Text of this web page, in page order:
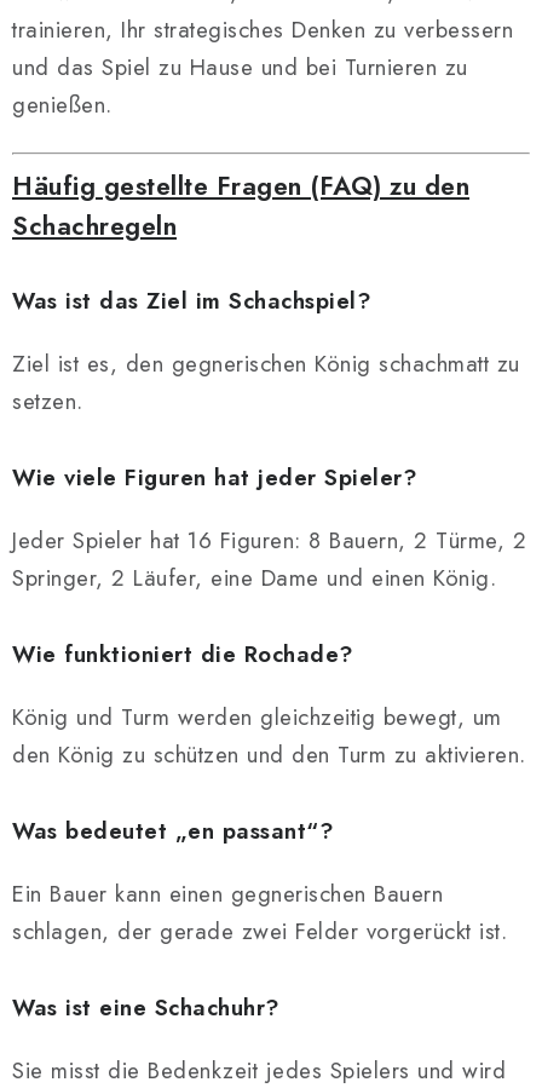
trainieren, Ihr strategisches Denken zu verbessern
und das Spiel zu Hause und bei Turnieren zu
genießen.
Häufig gestellte Fragen (FAQ) zu den
Schachregeln
Was ist das Ziel im Schachspiel?
Ziel ist es, den gegnerischen König schachmatt zu
setzen.
Wie viele Figuren hat jeder Spieler?
Jeder Spieler hat 16 Figuren: 8 Bauern, 2 Türme, 2
Springer, 2 Läufer, eine Dame und einen König.
Wie funktioniert die Rochade?
König und Turm werden gleichzeitig bewegt, um
den König zu schützen und den Turm zu aktivieren.
Was bedeutet „en passant“?
Ein Bauer kann einen gegnerischen Bauern
schlagen, der gerade zwei Felder vorgerückt ist.
Was ist eine Schachuhr?
Sie misst die Bedenkzeit jedes Spielers und wird